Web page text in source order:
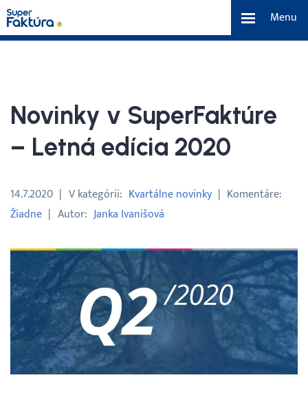
Menu
Benefity
O nás
Tím a náš príbeh
Kontakt a média
Webináre
Novinky v SuperFaktúre
– Letná edícia 2020
14.7.2020 V kategórii Kvartálne novinky
Komentáre
Žiadne
Autor Janka Ivanišová